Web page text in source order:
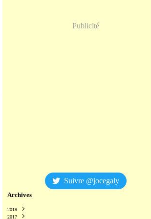
Publicité
Suivre @jocegaly
Archives
2018
Décembre
2017